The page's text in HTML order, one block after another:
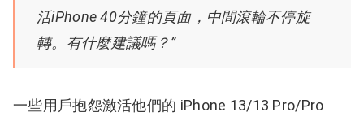
活iPhone 40分鐘的頁面，中間滾輪不停旋
轉。有什麼建議嗎？”
一些用戶抱怨激活他們的 iPhone 13/13 Pro/Pro